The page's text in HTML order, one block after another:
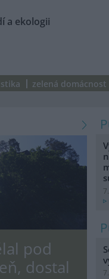
a ekologii
zelená domácnost
pod
dostal